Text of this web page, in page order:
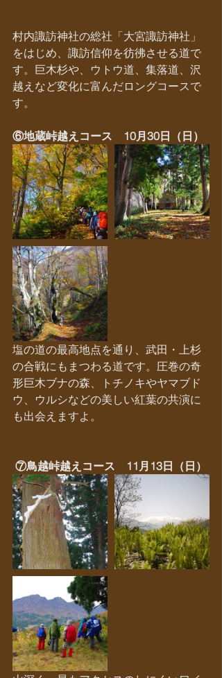
村内諏訪神社の総社「大宮諏訪神社」
をはじめ、諏訪信仰を彷彿させる道で
す。巨木杉や、ウトウ道、集落道、沢
越えなど変化に富んだロングコースで
す。
⑥地蔵峠越えコース　10月30日（日）
塩の道の最高地点を通り、武田・上杉
の合戦にもまつわる道です。圧巻の奇
形巨木ブナの森、トチノキやヤマブド
ウ、ウルシなどの美しい紅葉の共演に
も出会えますよ。
⑦鳥越峠越えコース　11月13日（日）